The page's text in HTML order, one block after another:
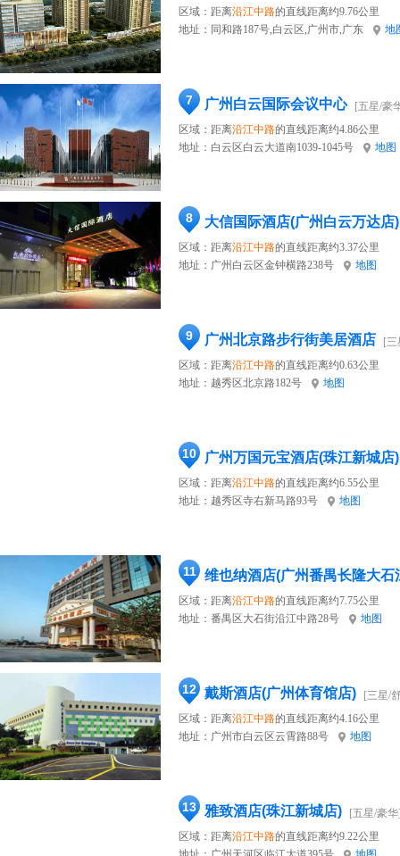
区域：距离沿江中路的直线距离约9.76公里
地址： 同和路187号,白云区,广州市,广东 地
7 广州白云国际会议中心
[五星/豪
区域：距离沿江中路的直线距离约4.86公里
地址： 白云区白云大道南1039-1045号 地图
8 大信国际酒店(广州白云万达店)
区域：距离沿江中路的直线距离约3.37公里
地址： 广州白云区金钟横路238号 地图
9 广州北京路步行街美居酒店
[
区域：距离沿江中路的直线距离约0.63公里
地址： 越秀区北京路182号 地图
10 广州万国元宝酒店(珠江新城店)
区域：距离沿江中路的直线距离约6.55公里
地址： 越秀区寺右新马路93号 地图
11 维也纳酒店(广州番禺长隆大石
区域：距离沿江中路的直线距离约7.75公里
地址： 番禺区大石街沿江中路28号 地图
12 戴斯酒店(广州体育馆店)
[三星/
区域：距离沿江中路的直线距离约4.16公里
地址： 广州市白云区云霄路88号 地图
13 雅致酒店(珠江新城店)
[五星/豪
区域：距离沿江中路的直线距离约9.22公里